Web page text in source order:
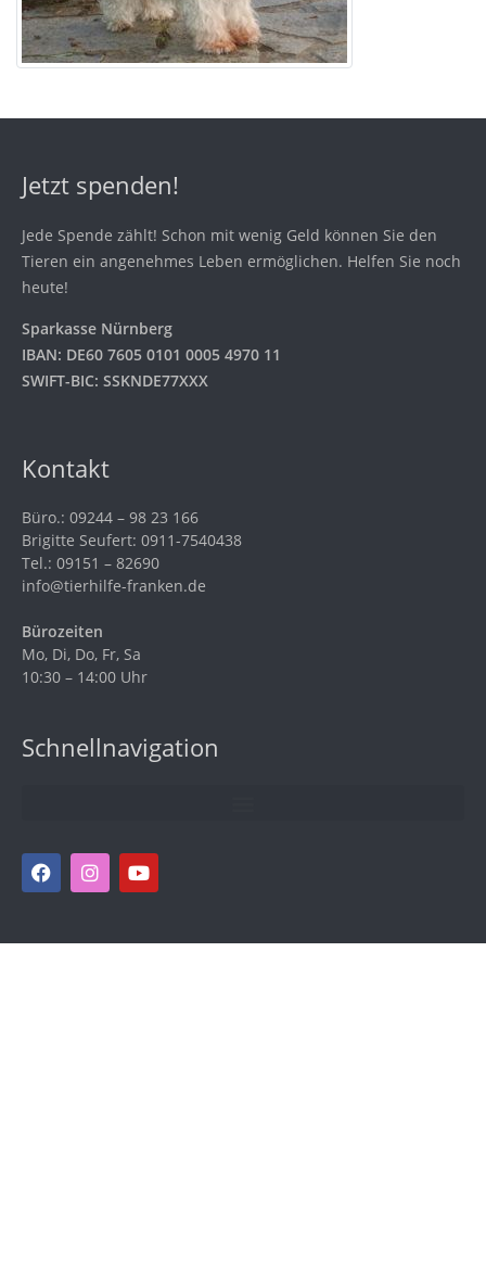
Jetzt spenden!
Jede Spende zählt! Schon mit wenig Geld können Sie den
Tieren ein angenehmes Leben ermöglichen. Helfen Sie noch
heute!
Sparkasse Nürnberg
IBAN: DE60 7605 0101 0005 4970 11
SWIFT-BIC: SSKNDE77XXX
Kontakt
Büro.: 09244 – 98 23 166
Brigitte Seufert: 0911-7540438
Tel.: 09151 – 82690
info@tierhilfe-franken.de
Bürozeiten
Mo, Di, Do, Fr, Sa
10:30 – 14:00 Uhr
Schnellnavigation